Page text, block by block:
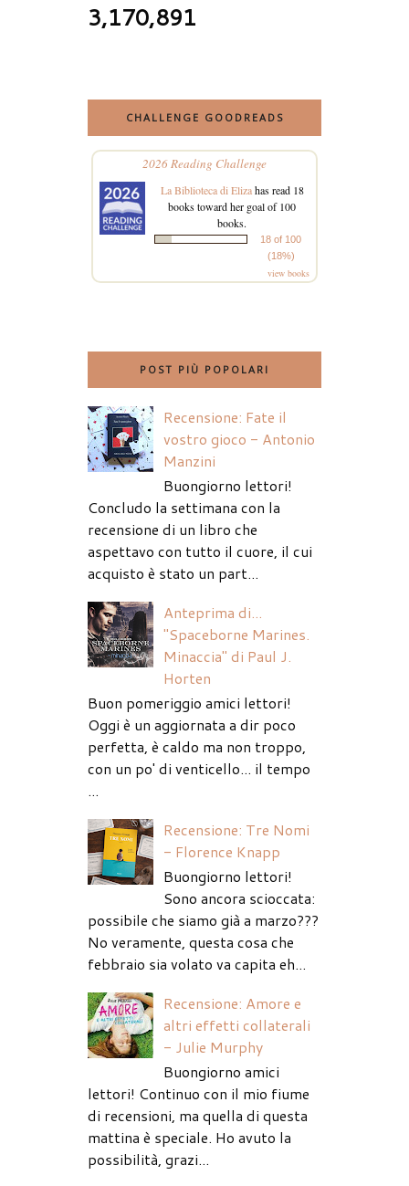
3,170,891
CHALLENGE GOODREADS
2026 Reading Challenge
La Biblioteca di Elizahas read 18
books toward her goal of 100
books.
18 of 100
(18%)
view books
POST PIÙ POPOLARI
Recensione: Fate il
vostro gioco - Antonio
Manzini
Buongiorno lettori!
Concludo la settimana con la
recensione di un libro che
aspettavo con tutto il cuore, il cui
acquisto è stato un part...
Anteprima di...
"Spaceborne Marines.
Minaccia" di Paul J.
Horten
Buon pomeriggio amici lettori!
Oggi è un aggiornata a dir poco
perfetta, è caldo ma non troppo,
con un po' di venticello... il tempo
...
Recensione: Tre Nomi
- Florence Knapp
Buongiorno lettori!
Sono ancora scioccata:
possibile che siamo già a marzo???
No veramente, questa cosa che
febbraio sia volato va capita eh...
Recensione: Amore e
altri effetti collaterali
- Julie Murphy
Buongiorno amici
lettori! Continuo con il mio fiume
di recensioni, ma quella di questa
mattina è speciale. Ho avuto la
possibilità, grazi...